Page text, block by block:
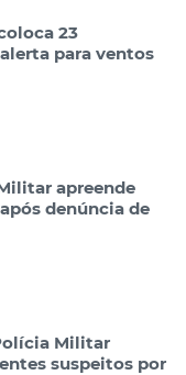
23
para ventos
apreende
denúncia de
Militar
suspeitos por